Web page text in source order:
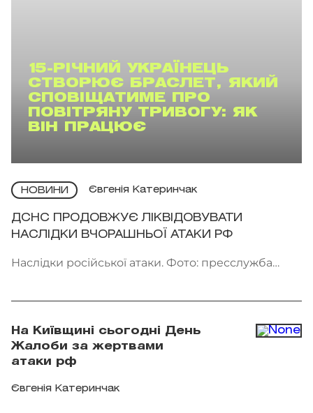
15-РІЧНИЙ УКРАЇНЕЦЬ
СТВОРЮЄ БРАСЛЕТ, ЯКИЙ
СПОВІЩАТИМЕ ПРО
ПОВІТРЯНУ ТРИВОГУ: ЯК
ВІН ПРАЦЮЄ
НОВИНИ Євгенія Катеринчак
ДСНС ПРОДОВЖУЄ ЛІКВІДОВУВАТИ
НАСЛІДКИ ВЧОРАШНЬОЇ АТАКИ РФ
Наслідки російської атаки. Фото: пресслужба
На Київщині сьогодні День
Жалоби за жертвами
атаки рф
Євгенія Катеринчак